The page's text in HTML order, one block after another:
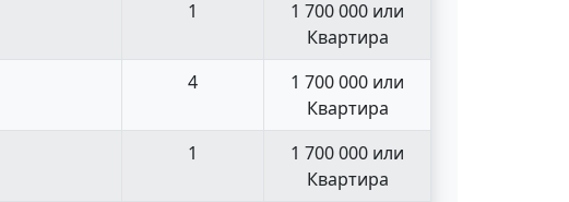
1
1 700 000 или
Квартира
4
1 700 000 или
Квартира
1
1 700 000 или
Квартира